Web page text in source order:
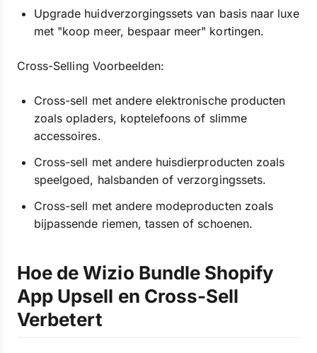
Upgrade huidverzorgingssets van basis naar luxe
met "koop meer, bespaar meer" kortingen.
Cross-Selling Voorbeelden:
Cross-sell met andere elektronische producten
zoals opladers, koptelefoons of slimme
accessoires.
Cross-sell met andere huisdierproducten zoals
speelgoed, halsbanden of verzorgingssets.
Cross-sell met andere modeproducten zoals
bijpassende riemen, tassen of schoenen.
Hoe de Wizio Bundle Shopify
App Upsell en Cross-Sell
Verbetert